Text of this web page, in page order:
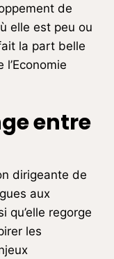
de
elle est peu ou
la part belle
entre
dirigeante de
aux
qu’elle regorge
les